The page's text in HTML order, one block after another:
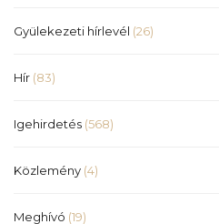
Gyülekezeti hírlevél (26)
Hír (83)
Igehirdetés (568)
Közlemény (4)
Meghívó (19)